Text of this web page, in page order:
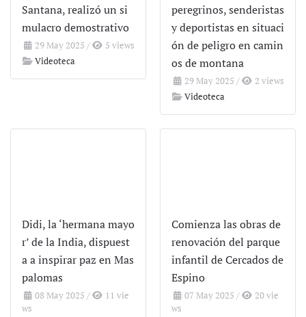
Santana, realizó un si
mulacro demostrativo
29 May 2025 /
5 views
Videoteca
peregrinos, senderistas
y deportistas en situaci
ón de peligro en camin
os de montana
29 May 2025 /
2 views
Videoteca
Didi, la ‘hermana mayo
r’ de la India, dispuest
a a inspirar paz en Mas
palomas
08 May 2025 /
11 vie
ws
Comienza las obras de
renovación del parque
infantil de Cercados de
Espino
07 May 2025 /
20 vie
ws